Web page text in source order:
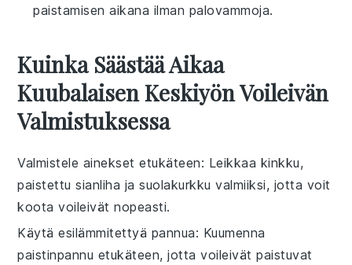
paistamisen aikana ilman palovammoja.
Kuinka Säästää Aikaa
Kuubalaisen Keskiyön Voileivän
Valmistuksessa
Valmistele ainekset etukäteen: Leikkaa kinkku,
paistettu sianliha jasuolakurkku valmiiksi, jotta voit
kootavoileivät nopeasti.
Käytä esilämmitettyä pannua: Kuumenna
paistinpannu etukäteen, jottavoileivät paistuvat